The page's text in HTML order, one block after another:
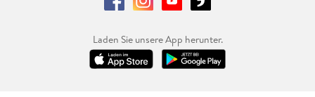
Laden Sie unsere App herunter.